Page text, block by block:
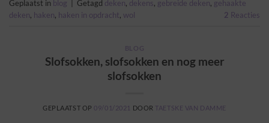
Geplaatst in blog Getagd deken, dekens, gebreide deken, gehaakte
deken, haken, haken in opdracht, wol 2 Reacties
BLOG
Slofsokken, slofsokken en nog meer
slofsokken
GEPLAATST OP 09/01/2021 DOOR TAETSKE VAN DAMME